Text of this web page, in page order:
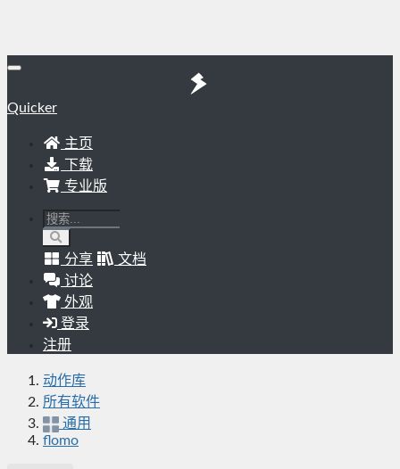
Quicker
主页
下载
专业版
分享
文档
讨论
外观
登录
注册
动作库
所有软件
通用
flomo